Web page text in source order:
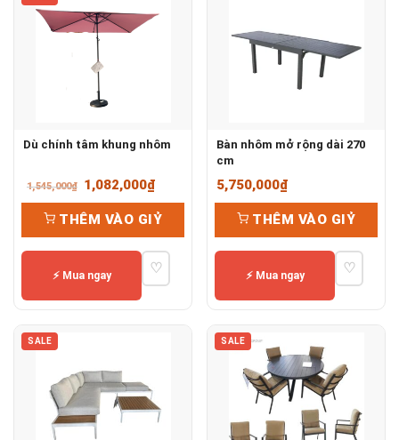
Dù chính tâm khung nhôm
1,545,000₫
Giá
gốc
là:
1,545,000₫.
1,082,000₫Giá
hiện
tại
là:
1,082,000₫.
THÊM VÀO GIỶ
⚡ Mua ngay ♡
Bàn nhôm mở rộng dài 270
cm
5,750,000₫
THÊM VÀO GIỶ
⚡ Mua ngay ♡
SALE SALE